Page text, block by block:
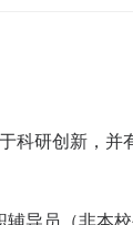
科研创新，并
辅导员（非本